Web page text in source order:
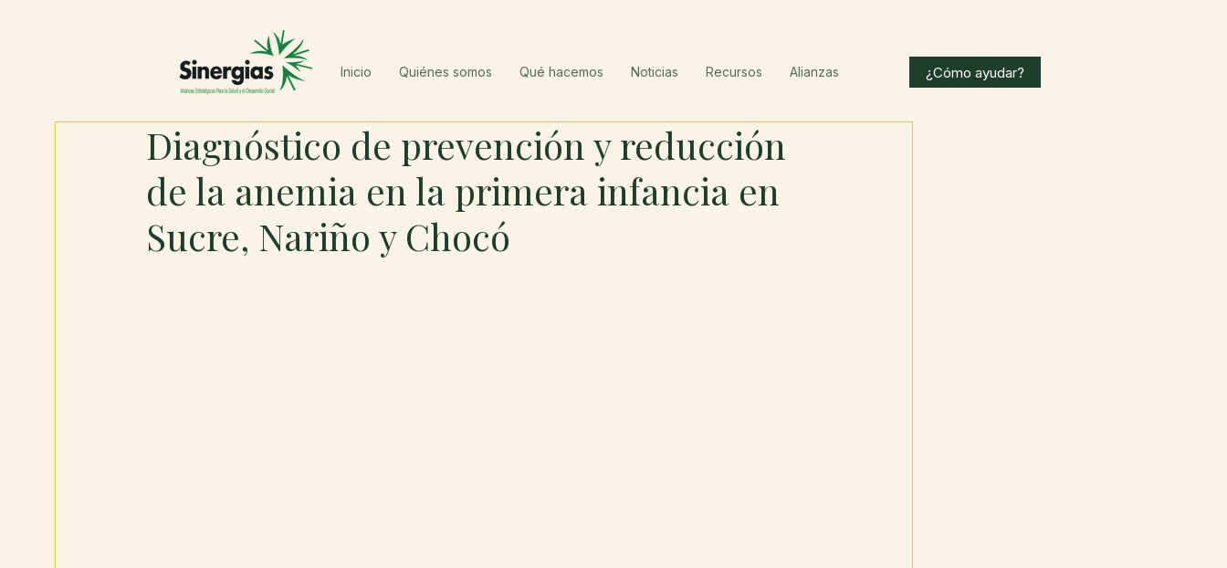
Inicio Quiénes somos Qué hacemos Noticias Recursos Alianzas ¿Cómo ayudar?
Diagnóstico de prevención y reducción
de la anemia en la primera infancia en
Sucre, Nariño y Chocó